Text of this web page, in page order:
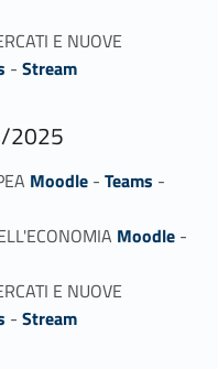
E NUOVE
- Stream
2025
Moodle- Teams -
Moodle-
E NUOVE
- Stream